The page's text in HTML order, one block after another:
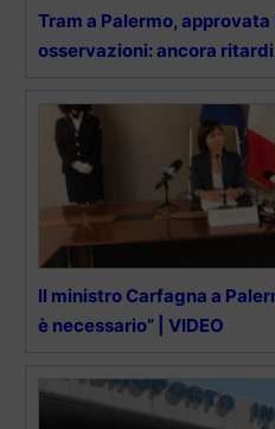
Tram a Palermo,
osservazioni: ancora ritardi
Il ministro Carfagna a
è necessario” | VIDEO